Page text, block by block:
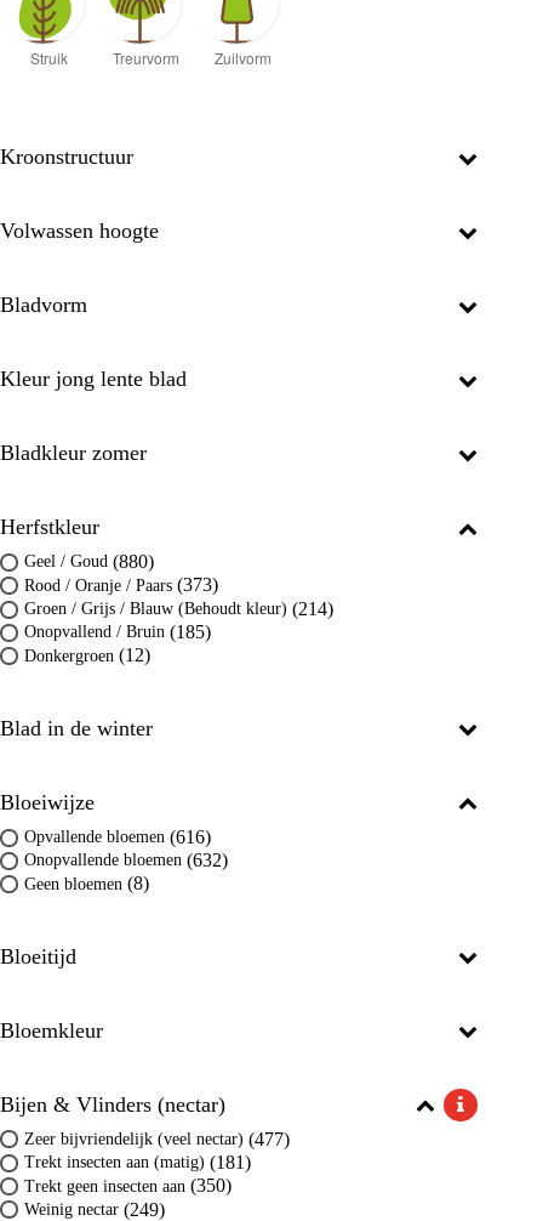
Kroonstructuur
Volwassen hoogte
Bladvorm
Kleur jong lente blad
Bladkleur zomer
Herfstkleur
Geel / Goud (880)
Rood / Oranje / Paars (373)
Groen / Grijs / Blauw (Behoudt kleur) (214)
Onopvallend / Bruin (185)
Donkergroen (12)
Blad in de winter
Bloeiwijze
Opvallende bloemen (616)
Onopvallende bloemen (632)
Geen bloemen (8)
Bloeitijd
Bloemkleur
Bijen & Vlinders (nectar)
Zeer bijvriendelijk (veel nectar) (477)
Trekt insecten aan (matig) (181)
Trekt geen insecten aan (350)
Weinig nectar (249)